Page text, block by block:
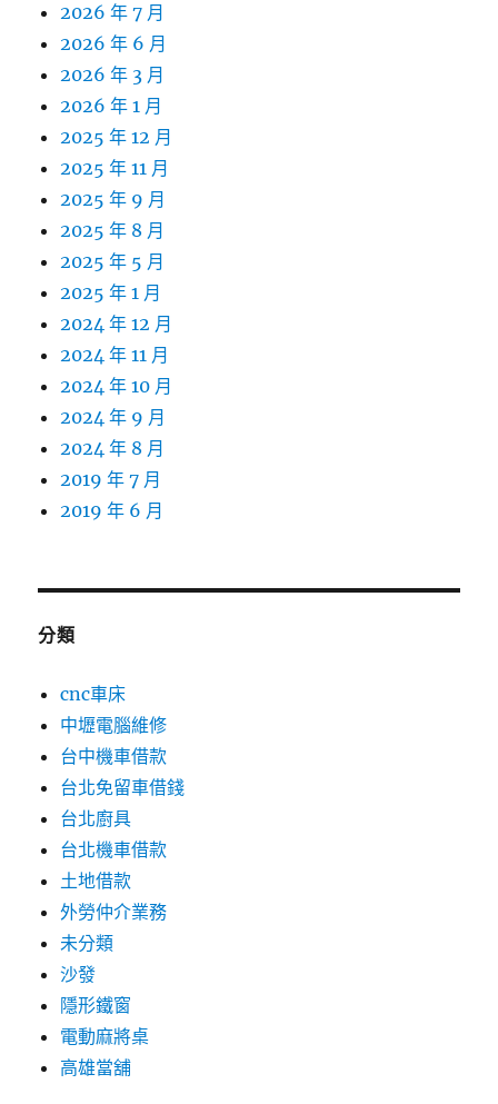
2026 年 7 月
2026 年 6 月
2026 年 3 月
2026 年 1 月
2025 年 12 月
2025 年 11 月
2025 年 9 月
2025 年 8 月
2025 年 5 月
2025 年 1 月
2024 年 12 月
2024 年 11 月
2024 年 10 月
2024 年 9 月
2024 年 8 月
2019 年 7 月
2019 年 6 月
分類
cnc車床
中壢電腦維修
台中機車借款
台北免留車借錢
台北廚具
台北機車借款
土地借款
外勞仲介業務
未分類
沙發
隱形鐵窗
電動麻將桌
高雄當舖